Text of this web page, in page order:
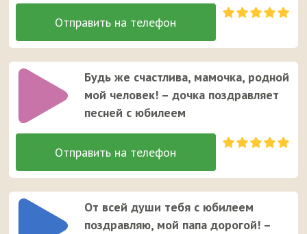
Будь же счастлива, мамочка, родной
мой человек! – дочка поздравляет
песней с юбилеем
От всей души тебя с юбилеем
поздравляю, мой папа дорогой! –